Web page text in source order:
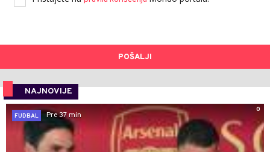
POŠALJI
NAJNOVIJE
0
FUDBAL
Pre 37 min